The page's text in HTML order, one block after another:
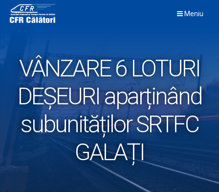
content
Meniu
VÂNZARE 6 LOTURI
DEȘEURI aparținând
subunităților SRTFC
GALAȚI